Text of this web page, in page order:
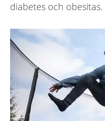
diabetes och obesitas.